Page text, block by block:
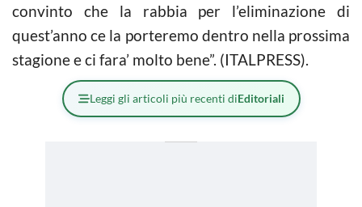
convinto che la rabbia per l’eliminazione di
quest’anno ce la porteremo dentro nella prossima
stagione e ci fara’ molto bene”. (ITALPRESS).
Leggi gli articoli più recenti diEditoriali